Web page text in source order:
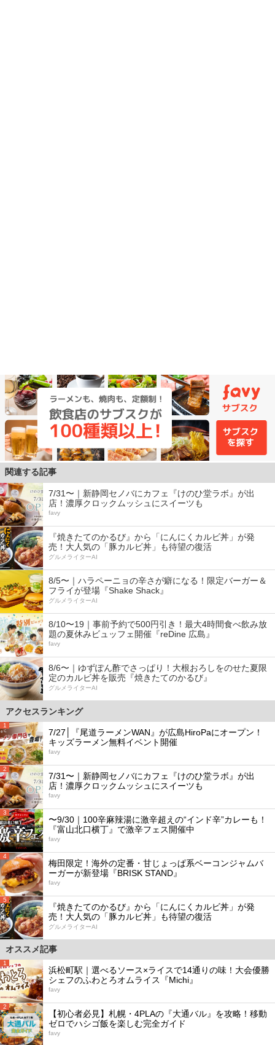
関連する記事
7/31〜｜新静岡セノバにカフェ『けのひ堂ラボ』が出
店！濃厚クロックムッシュにスイーツも
favy
『焼きたてのかるび』から「にんにくカルビ丼」が発
売！大人気の「豚カルビ丼」も待望の復活
グルメライターAI
8/5〜｜ハラペーニョの辛さが癖になる！限定バーガー＆
フライが登場『Shake Shack』
グルメライターAI
8/10〜19｜事前予約で500円引き！最大4時間食べ飲み放
題の夏休みビュッフェ開催『reDine 広島』
favy
8/6〜｜ゆずぽん酢でさっぱり！大根おろしをのせた夏限
定のカルビ丼を販売『焼きたてのかるび』
グルメライターAI
アクセスランキング
1
7/27│『尾道ラーメンWAN』が広島HiroPaにオープン！
キッズラーメン無料イベント開催
favy
2
7/31〜｜新静岡セノバにカフェ『けのひ堂ラボ』が出
店！濃厚クロックムッシュにスイーツも
favy
3
〜9/30｜100辛麻辣湯に激辛超えの“インド辛”カレーも！
『富山北口横丁』で激辛フェス開催中
favy
4
梅田限定！海外の定番・甘じょっぱ系ベーコンジャムバ
ーガーが新登場『BRISK STAND』
favy
5
『焼きたてのかるび』から「にんにくカルビ丼」が発
売！大人気の「豚カルビ丼」も待望の復活
グルメライターAI
オススメ記事
1
浜松町駅｜選べるソース×ライスで14通りの味！大会優勝
シェフのふわとろオムライス『Michi』
favy
2
【初心者必見】札幌・4PLAの『大通バル』を攻略！移動
ゼロでハシゴ飯を楽しむ完全ガイド
favy